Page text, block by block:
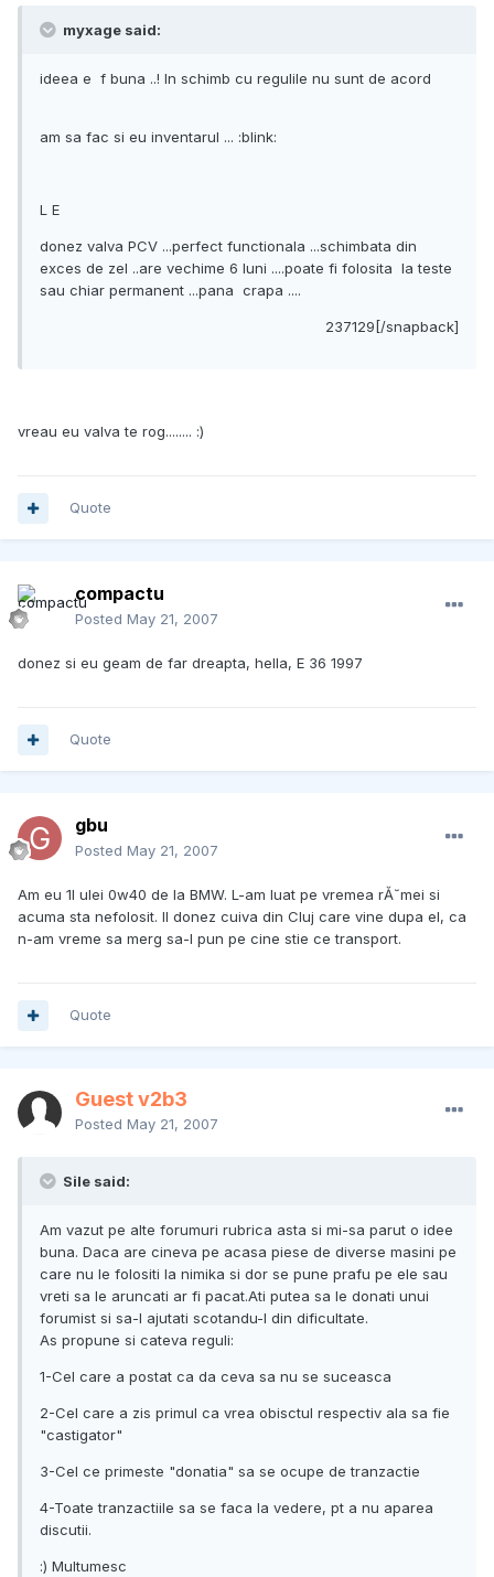
myxage said:
ideea e f buna ..! In schimb cu regulile nu sunt de acord
am sa fac si eu inventarul ... :blink:
L E
donez valva PCV ...perfect functionala ...schimbata din
exces de zel ..are vechime 6 luni ....poate fi folosita la teste
sau chiar permanent ...pana crapa ....
237129[/snapback]
vreau eu valva te rog........ :)
Quote
compactu
Posted May 21, 2007
donez si eu geam de far dreapta, hella, E 36 1997
Quote
gbu
Posted May 21, 2007
Am eu 1l ulei 0w40 de la BMW. L-am luat pe vremea rĂ˘mei si
acuma sta nefolosit. Il donez cuiva din Cluj care vine dupa el, ca
n-am vreme sa merg sa-l pun pe cine stie ce transport.
Quote
Guest v2b3
Posted May 21, 2007
Sile said:
Am vazut pe alte forumuri rubrica asta si mi-sa parut o idee
buna. Daca are cineva pe acasa piese de diverse masini pe
care nu le folositi la nimika si dor se pune prafu pe ele sau
vreti sa le aruncati ar fi pacat.Ati putea sa le donati unui
forumist si sa-l ajutati scotandu-l din dificultate.
As propune si cateva reguli:
1-Cel care a postat ca da ceva sa nu se suceasca
2-Cel care a zis primul ca vrea obisctul respectiv ala sa fie
"castigator"
3-Cel ce primeste "donatia" sa se ocupe de tranzactie
4-Toate tranzactiile sa se faca la vedere, pt a nu aparea
discutii.
:) Multumesc